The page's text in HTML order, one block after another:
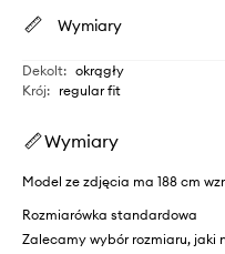
Wymiary
Dekolt: okrągły
Krój: regular fit
Wymiary
Model ze zdjęcia ma 188 cm
Rozmiarówka standardowa
Zalecamy wybór rozmiaru, jaki